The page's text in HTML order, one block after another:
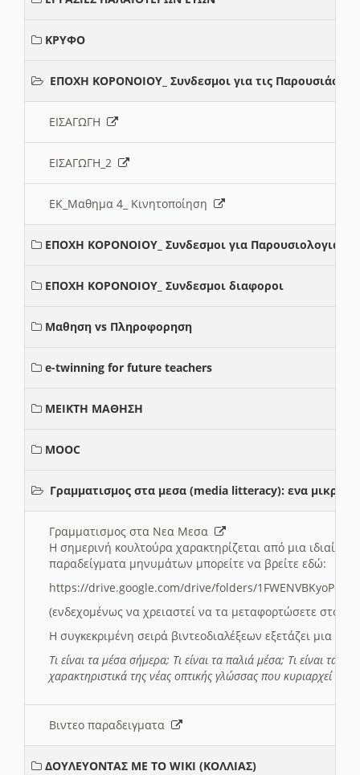
ΚΡΥΦΟ
ΕΠΟΧΗ ΚΟΡΟΝΟΙΟΥ_ Συνδεσμοι για τις Παρουσιάσεις
ΕΙΣΑΓΩΓΗ
ΕΙΣΑΓΩΓΗ_2
ΕΚ_Μαθημα 4_ Κινητοποίηση
ΕΠΟΧΗ ΚΟΡΟΝΟΙΟΥ_ Συνδεσμοι για Παρουσιολογια
ΕΠΟΧΗ ΚΟΡΟΝΟΙΟΥ_ Συνδεσμοι διαφοροι
Μαθηση vs Πληροφορηση
e-twinning for future teachers
ΜΕΙΚΤΗ ΜΑΘΗΣΗ
MOOC
Γραμματισμος στα μεσα (media litteracy): ενα μικρο
Γραμματισμος στα Νεα Μεσα
Η σημερινή κουλτούρα χαρακτηρίζεται από μια
παραδείγματα μηνυμάτων μπορείτε να βρείτε εδώ:
https://drive.google.com/drive/folders/
(ενδεχομένως να χρειαστεί να τα μεταφορτώσετε στο
Η συγκεκριμένη σειρά βιντεοδιαλέξεων εξετάζει μια
Τι είναι τα μέσα σήμερα; Τι είναι τα παλιά μέσα; Τι είναι τα
χαρακτηριστικά της νέας οπτικής γλώσσας που κυριαρχεί
Βιντεο παραδειγματα
ΔΟΥΛΕΥΟΝΤΑΣ ΜΕ ΤΟ WIKI (ΚΟΛΛΙΑΣ)